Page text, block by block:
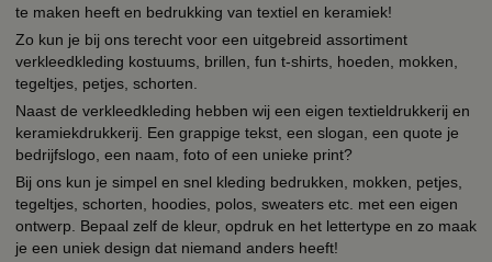
te maken heeft en bedrukking van textiel en keramiek!
Zo kun je bij ons terecht voor een uitgebreid assortiment
verkleedkleding kostuums, brillen, fun t-shirts, hoeden, mokken,
tegeltjes, petjes, schorten.
Naast de verkleedkleding hebben wij een eigen textieldrukkerij en
keramiekdrukkerij. Een grappige tekst, een slogan, een quote je
bedrijfslogo, een naam, foto of een unieke print?
Bij ons kun je simpel en snel kleding bedrukken, mokken, petjes,
tegeltjes, schorten, hoodies, polos, sweaters etc. met een eigen
ontwerp. Bepaal zelf de kleur, opdruk en het lettertype en zo maak
je een uniek design dat niemand anders heeft!